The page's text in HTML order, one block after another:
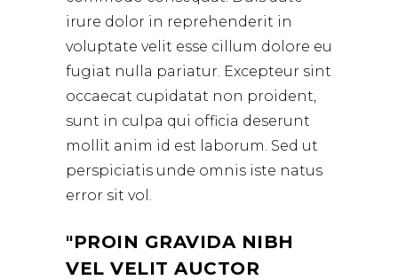
irure dolor in reprehenderit in
voluptate velit esse cillum dolore eu
fugiat nulla pariatur. Excepteur sint
occaecat cupidatat non proident,
sunt in culpa qui officia deserunt
mollit anim id est laborum. Sed ut
perspiciatis unde omnis iste natus
error sit vol.
PROIN GRAVIDA NIBH
VEL VELIT AUCTOR